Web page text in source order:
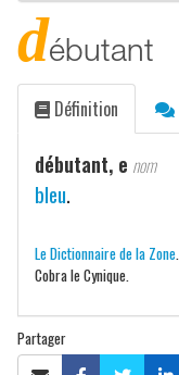
débutant
Définition
débutant, e nom
bleu.
Le Dictionnaire de la Zone
Cobra le Cynique.
Partager